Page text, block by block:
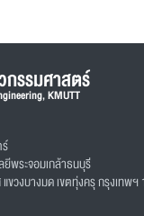
รรมศาสตร์
KMUTT
ยีพระจอมเกล้าธนบุรี
ขวงบางมด เขตทุ่งครุ กรุงเทพฯ